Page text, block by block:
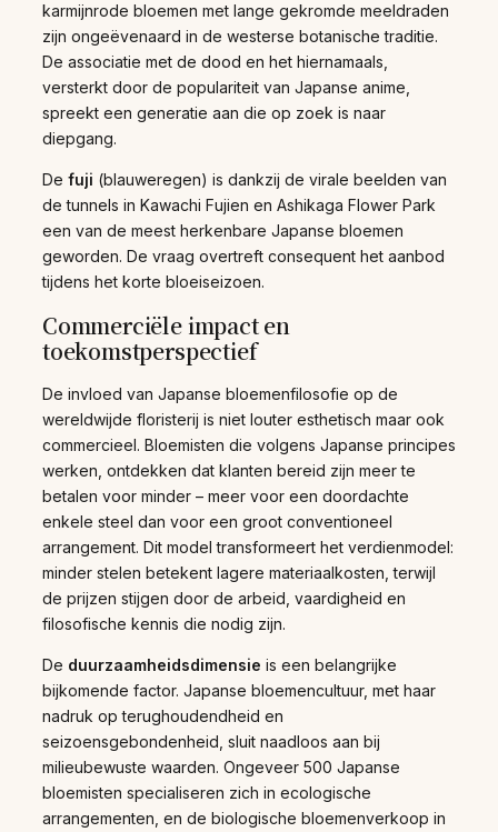
karmijnrode bloemen met lange gekromde meeldraden
zijn ongeëvenaard in de westerse botanische traditie.
De associatie met de dood en het hiernamaals,
versterkt door de populariteit van Japanse anime,
spreekt een generatie aan die op zoek is naar
diepgang.
De fuji (blauweregen) is dankzij de virale beelden van
de tunnels in Kawachi Fujien en Ashikaga Flower Park
een van de meest herkenbare Japanse bloemen
geworden. De vraag overtreft consequent het aanbod
tijdens het korte bloeiseizoen.
Commerciële impact en
toekomstperspectief
De invloed van Japanse bloemenfilosofie op de
wereldwijde floristerij is niet louter esthetisch maar ook
commercieel. Bloemisten die volgens Japanse principes
werken, ontdekken dat klanten bereid zijn meer te
betalen voor minder – meer voor een doordachte
enkele steel dan voor een groot conventioneel
arrangement. Dit model transformeert het verdienmodel:
minder stelen betekent lagere materiaalkosten, terwijl
de prijzen stijgen door de arbeid, vaardigheid en
filosofische kennis die nodig zijn.
De duurzaamheidsdimensie is een belangrijke
bijkomende factor. Japanse bloemencultuur, met haar
nadruk op terughoudendheid en
seizoensgebondenheid, sluit naadloos aan bij
milieubewuste waarden. Ongeveer 500 Japanse
bloemisten specialiseren zich in ecologische
arrangementen, en de biologische bloemenverkoop in